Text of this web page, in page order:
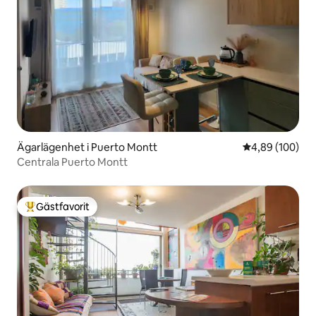
Ägarlägenhet i Puerto Montt 4,89 av 5 i
4,89 (100)
Centrala Puerto Montt
Populär gästfavorit
Gästfavorit